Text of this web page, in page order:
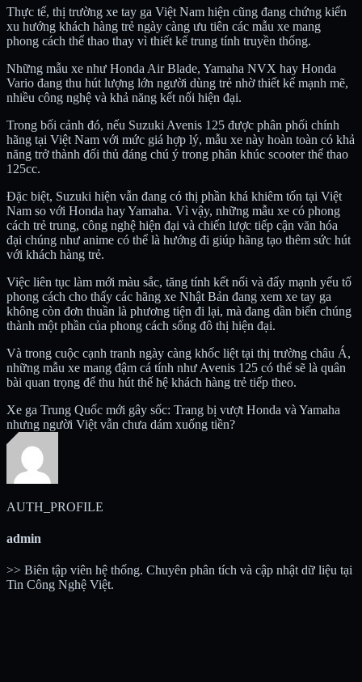
Thực tế, thị trường xe tay ga Việt Nam hiện cũng đang chứng kiến
xu hướng khách hàng trẻ ngày càng ưu tiên các mẫu xe mang
phong cách thể thao thay vì thiết kế trung tính truyền thống.
Những mẫu xe như Honda Air Blade, Yamaha NVX hay Honda
Vario đang thu hút lượng lớn người dùng trẻ nhờ thiết kế mạnh mẽ,
nhiều công nghệ và khả năng kết nối hiện đại.
Trong bối cảnh đó, nếu Suzuki Avenis 125 được phân phối chính
hãng tại Việt Nam với mức giá hợp lý, mẫu xe này hoàn toàn có khả
năng trở thành đối thủ đáng chú ý trong phân khúc scooter thể thao
125cc.
Đặc biệt, Suzuki hiện vẫn đang có thị phần khá khiêm tốn tại Việt
Nam so với Honda hay Yamaha. Vì vậy, những mẫu xe có phong
cách trẻ trung, công nghệ hiện đại và chiến lược tiếp cận văn hóa
đại chúng như anime có thể là hướng đi giúp hãng tạo thêm sức hút
với khách hàng trẻ.
Việc liên tục làm mới màu sắc, tăng tính kết nối và đẩy mạnh yếu tố
phong cách cho thấy các hãng xe Nhật Bản đang xem xe tay ga
không còn đơn thuần là phương tiện đi lại, mà đang dần biến chúng
thành một phần của phong cách sống đô thị hiện đại.
Và trong cuộc cạnh tranh ngày càng khốc liệt tại thị trường châu Á,
những mẫu xe mang đậm cá tính như Avenis 125 có thể sẽ là quân
bài quan trọng để thu hút thế hệ khách hàng trẻ tiếp theo.
Xe ga Trung Quốc mới gây sốc: Trang bị vượt Honda và Yamaha
nhưng người Việt vẫn chưa dám xuống tiền?
AUTH_PROFILE
admin
>> Biên tập viên hệ thống. Chuyên phân tích và cập nhật dữ liệu tại
Tin Công Nghệ Việt.